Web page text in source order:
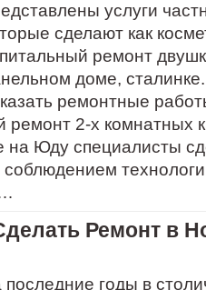
услуги
сделают как
ремонт
доме,
ремонтные
ремонт 2-х комнатных
на Юду специалисты
Ремонт в
последние годы в